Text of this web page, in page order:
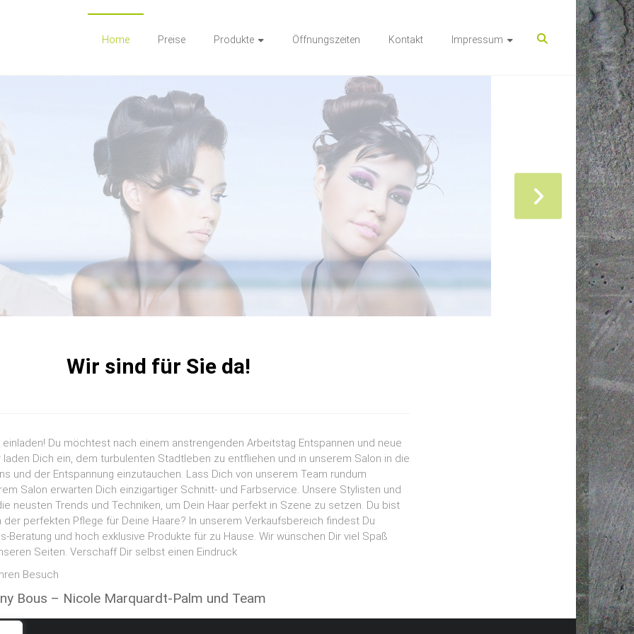
Home Preise Produkte Öffnungszeiten Kontakt Impressum
Wir sind für Sie da!
einladen! Du möchtest nach einem anstrengenden Arbeitstag Entspannen und neue
laden Dich ein, dem turbulenten Stadtleben zu entfliehen und in unserem Salon in die
und der Entspannung einzutauchen. Lass Dich von unserem Team rundum
Salon erwarten Dich einzigartiger Schnitt- und Farbservice. Unsere Stylisten und
neusten Trends und Techniken, um Dein Haar perfekt in Szene zu setzen. Du bist
perfekten Pflege für Deine Haare? In unserem Verkaufsbereich findest Du
Beratung und hoch exklusive Produkte für zu Hause. Wir wünschen Dir viel Spaß
Seiten. Verschaff Dir selbst einen Eindruck
Besuch
Bous – Nicole Marquardt-Palm und Team